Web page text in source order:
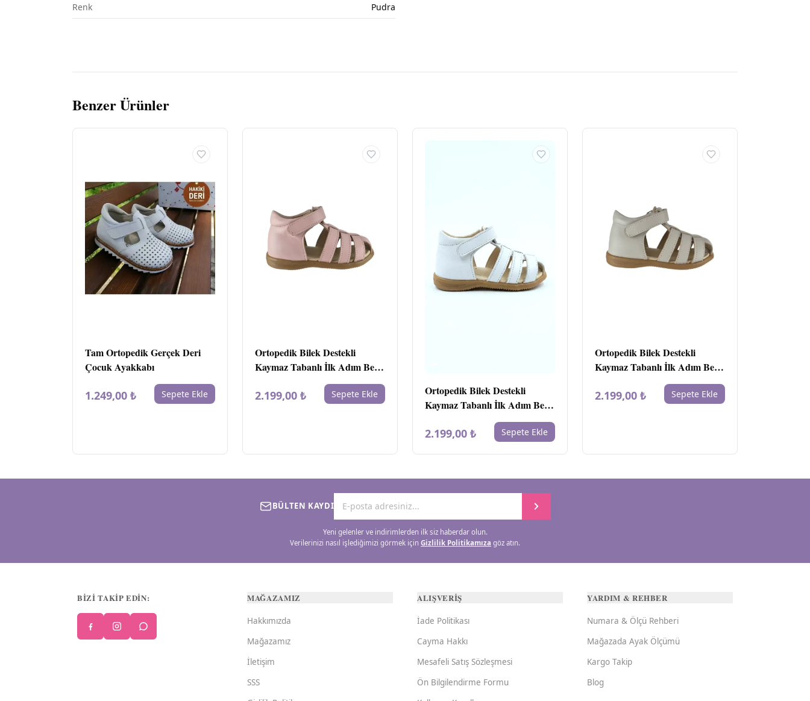
Renk Pudra
Benzer Ürünler
Tam Ortopedik Gerçek Deri
Çocuk Ayakkabı
1.249,00 ₺ Sepete Ekle
Ortopedik Bilek Destekli
Kaymaz Tabanlı İlk Adım Bebe
2.199,00 ₺ Sepete Ekle
Ortopedik Bilek Destekli
Kaymaz Tabanlı İlk Adım Bebe
2.199,00 ₺ Sepete Ekle
Ortopedik Bilek Destekli
Kaymaz Tabanlı İlk Adım Bebe
2.199,00 ₺ Sepete Ekle
BÜLTEN KAYDI
Yeni gelenler ve indirimlerden ilk siz haberdar olun.
Verilerinizi nasıl işlediğimizi görmek için Gizlilik Politikamıza göz atın.
BİZİ TAKİP EDİN: MAĞAZAMIZ
Hakkımızda
Mağazamız
İletişim
SSS
ALIŞVERİŞ
İade Politikası
Cayma Hakkı
Mesafeli Satış Sözleşmesi
Ön Bilgilendirme Formu
YARDIM & REHBER
Numara & Ölçü Rehberi
Mağazada Ayak Ölçümü
Kargo Takip
Blog